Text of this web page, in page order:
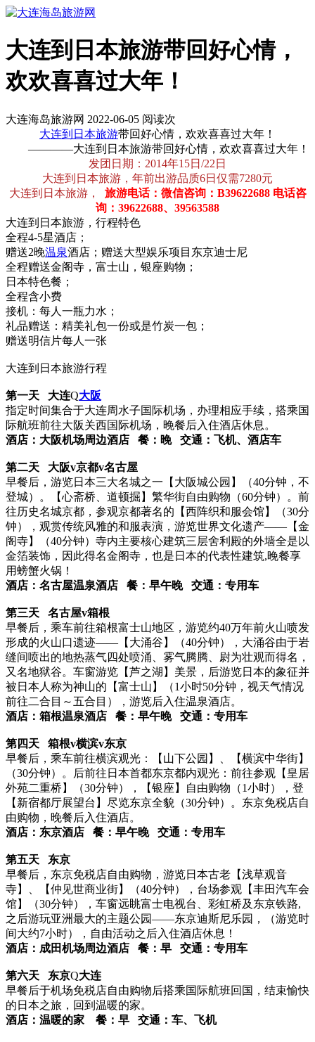
大连到日本旅游带回好心情，
欢欢喜喜过大年！
大连海岛旅游网 2022-06-05 阅读次
大连到 日本旅游带回好心情，欢欢喜喜过大年！
————大连到日本旅游带回好心情，欢欢喜喜过大年！
发团日期：2014年15日/22日
大连到日本旅游，年前出游品质6日仅需7280元
大连到日本旅游，
旅游电话：微信咨询：B39622688 电话咨
询：39622688、39563588
大连到日本旅游，行程特色
全程4-5星酒店；
赠送2晚温泉酒店；赠送大型娱乐项目东京迪士尼
全程赠送金阁寺，富士山，银座购物；
日本特色餐；
全程含小费
接机：每人一瓶力水；
礼品赠送：精美礼包一份或是竹炭一包；
赠送明信片每人一张
大连到日本旅游行程
第一天 大连Q大阪
指定时间集合于大连周水子国际机场，办理相应手续，搭乘国
际航班前往大阪关西国际机场，晚餐后入住酒店休息。
酒店：大阪机场周边酒店 餐： 晚 交通： 飞机、酒店车
第二天 大阪v京都v名古屋
早餐后，游览日本三大名城之一【大阪城公园】（40分钟，不
登城）。【心斋桥、道顿掘】繁华街自由购物（60分钟）。前
往历史名城京都，参观京都著名的【西阵织和服会馆】（30分
钟），观赏传统风雅的和服表演，游览世界文化遗产——【金
阁寺】（40分钟）寺内主要核心建筑三层舍利殿的外墙全是以
金箔装饰，因此得名金阁寺，也是日本的代表性建筑,晚餐享
用螃蟹火锅！
酒店：名古屋温泉酒店 餐： 早午晚 交通： 专用车
第三天 名古屋v箱根
早餐后，乘车前往箱根富士山地区，游览约40万年前火山喷发
形成的火山口遗迹——【大涌谷】（40分钟），大涌谷由于岩
缝间喷出的地热蒸气四处喷涌、雾气腾腾、尉为壮观而得名，
又名地狱谷。车窗游览【芦之湖】美景，后游览日本的象征并
被日本人称为神山的【富士山】（1小时50分钟，视天气情况
前往二合目～五合目），游览后入住温泉酒店。
酒店：箱根温泉酒店 餐： 早午晚 交通： 专用车
第四天 箱根v横滨v东京
早餐后，乘车前往横滨观光：【山下公园】、【横滨中华街】
（30分钟）。后前往日本首都东京都内观光：前往参观【皇居
外苑二重桥】（30分钟），【银座】自由购物（1小时），登
【新宿都厅展望台】尽览东京全貌（30分钟）。东京免税店自
由购物，晚餐后入住酒店。
酒店：东京酒店 餐： 早午晚 交通： 专用车
第五天 东京
早餐后，东京免税店自由购物，游览日本古老【浅草观音
寺】、【仲见世商业街】（40分钟），台场参观【丰田汽车会
馆】（30分钟），车窗远眺富士电视台、彩虹桥及东京铁路,
之后游玩亚洲最大的主题公园——东京迪斯尼乐园，（游览时
间大约7小时），自由活动之后入住酒店休息！
酒店：成田机场周边酒店 餐： 早 交通： 专用车
第六天 东京Q大连
早餐后于机场免税店自由购物后搭乘国际航班回国，结束愉快
的日本之旅，回到温暖的家。
酒店：温暖的家 餐： 早 交通： 车、飞机